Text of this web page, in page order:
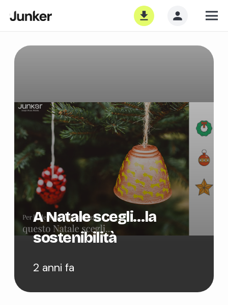
A Natale scegli…la
sostenibilità
2 anni fa